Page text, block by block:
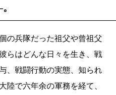
の兵隊だった祖父や曾祖父
らはどんな日々を生き、戦
、戦闘行動の実態、知られ
陸で六年余の軍務を経て、